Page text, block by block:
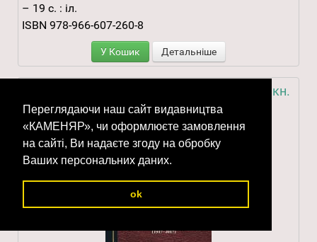
Переглядаючи наш сайт видавництва
«КАМЕНЯР», чи оформлюєте замовлення
на сайті, Ви надаєте згоду на обробку
Ваших персональних даних.
ok
– 19 с. : іл.
ISBN 978-966-607-260-8
У Кошик Детальніше
Липа Юрій. Твори: В 10 т. Додатк. том у 6 кн.
Кн. 1: «Три брати» Юрія Липи